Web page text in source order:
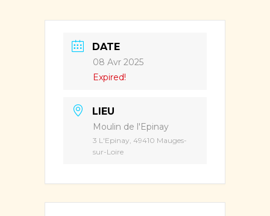
DATE
08 Avr 2025
Expired!
LIEU
Moulin de l'Epinay
3 L'Epinay, 49410 Mauges-
sur-Loire